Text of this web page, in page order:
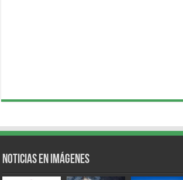
Noticias en Imágenes